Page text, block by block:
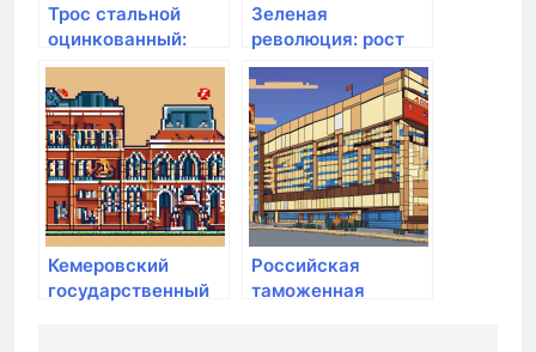
Трос стальной
оцинкованный:
надежное решение
от 1 мм до 16 мм по
стандартам DIN
3055 и DIN 3060
Зеленая
революция: рост
продуктивности
сельского
хозяйства и
социальные
изменения
Кемеровский
государственный
Российская
таможенная